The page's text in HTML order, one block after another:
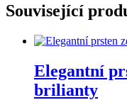
Související
Elegantní
brilianty